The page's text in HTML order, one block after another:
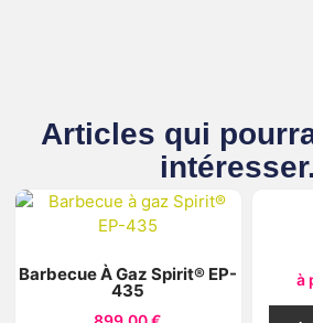
Articles qui
Barbecue À Gaz Spirit® EP-
435
à